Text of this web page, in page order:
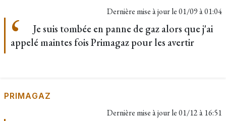
Dernière mise à jour le01/09 à 01:04
Je suis tombée en panne de gaz alors que j'ai
appelé maintes fois Primagaz pour les avertir
PRIMAGAZ
Dernière mise à jour le01/12 à 16:51